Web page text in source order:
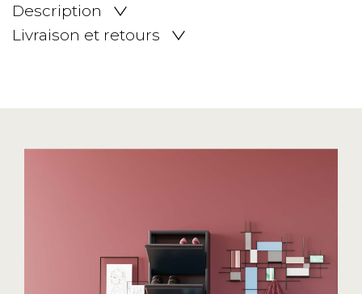
Description
Livraison et retours